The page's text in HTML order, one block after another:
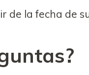
de la fecha de